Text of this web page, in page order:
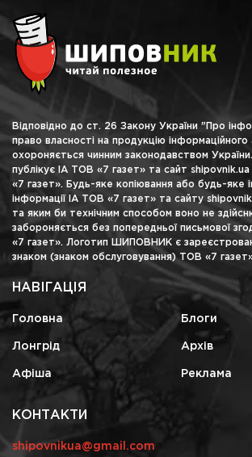
Відповідно до ст. 26 Закону України "Про
право власності на продукцію інформаційного
охороняється чинним законодавством
публікує ІА ТОВ «7 газет» та сайт
«7 газет». Будь-яке копіювання або будь-яке
інформації ІА ТОВ «7 газет» та сайту
та яким би технічним способом воно не
забороняється без попередньої письмової
«7 газет». Логотип ШИПОВНИК є
знаком (знаком обслуговування) ТОВ «7
НАВІГАЦІЯ
Головна Блоги
Лонгрід Архів
Афіша Реклама
КОНТАКТИ
shipovnikua@gmail.com